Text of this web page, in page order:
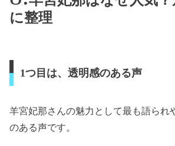
に整理
1つ目は、透明感のある声
羊宮妃那さんの魅力として最も語られ
のある声です。